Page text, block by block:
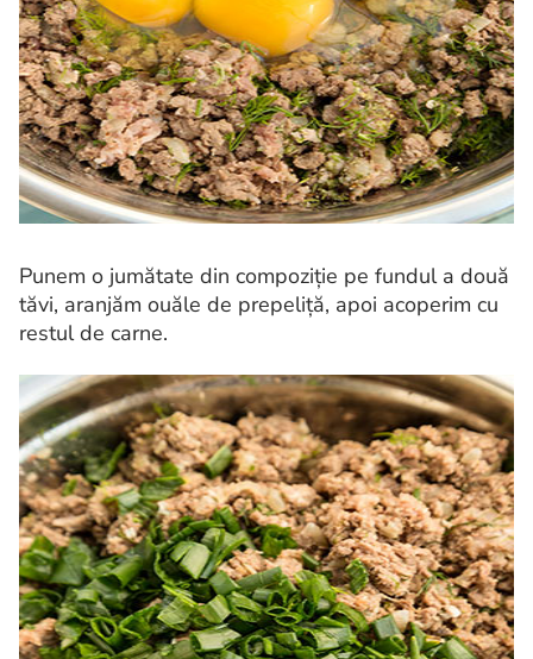
Punem o jumătate din compoziție pe fundul a două
tăvi, aranjăm ouăle de prepeliță, apoi acoperim cu
restul de carne.